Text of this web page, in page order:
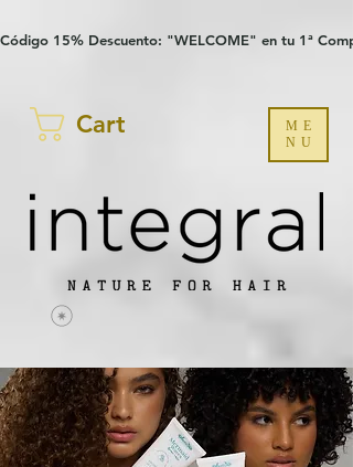
Código 15% Descuento: "WELCOME" en tu 1ª
Cart
ME
NU